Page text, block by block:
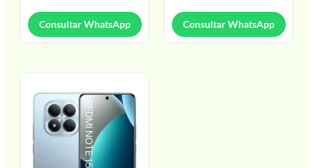
Consultar WhatsApp Consultar WhatsApp